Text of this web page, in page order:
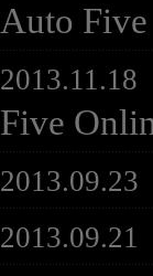
Auto
2013.11.18
Five
2013.09.23
2013.09.21